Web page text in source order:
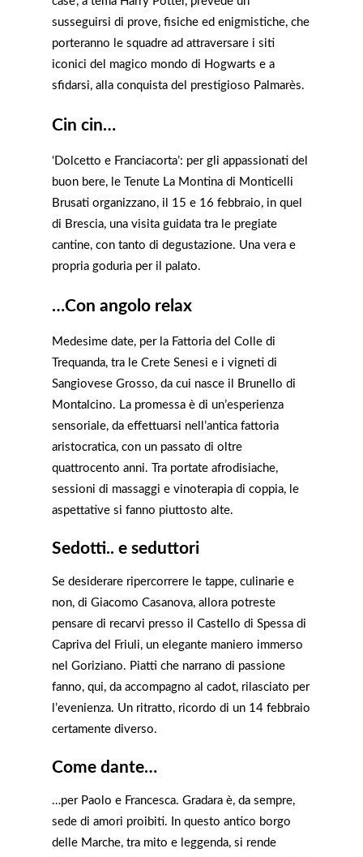
susseguirsi di prove, fisiche ed enigmistiche, che
porteranno le squadre ad attraversare i siti
iconici del magico mondo di Hogwarts e a
sfidarsi, alla conquista del prestigioso Palmarès.
Cin cin…
‘Dolcetto e Franciacorta’: per gli appassionati del
buon bere, le Tenute La Montina di Monticelli
Brusati organizzano, il 15 e 16 febbraio, in quel
di Brescia, una visita guidata tra le pregiate
cantine, con tanto di degustazione. Una vera e
propria goduria per il palato.
…Con angolo relax
Medesime date, per la Fattoria del Colle di
Trequanda, tra le Crete Senesi e i vigneti di
Sangiovese Grosso, da cui nasce il Brunello di
Montalcino. La promessa è di un’esperienza
sensoriale, da effettuarsi nell’antica fattoria
aristocratica, con un passato di oltre
quattrocento anni. Tra portate afrodisiache,
sessioni di massaggi e vinoterapia di coppia, le
aspettative si fanno piuttosto alte.
Sedotti.. e seduttori
Se desiderare ripercorrere le tappe, culinarie e
non, di Giacomo Casanova, allora potreste
pensare di recarvi presso il Castello di Spessa di
Capriva del Friuli, un elegante maniero immerso
nel Goriziano. Piatti che narrano di passione
fanno, qui, da accompagno al cadot, rilasciato per
l’evenienza. Un ritratto, ricordo di un 14 febbraio
certamente diverso.
Come dante…
…per Paolo e Francesca. Gradara è, da sempre,
sede di amori proibiti. In questo antico borgo
delle Marche, tra mito e leggenda, si rende